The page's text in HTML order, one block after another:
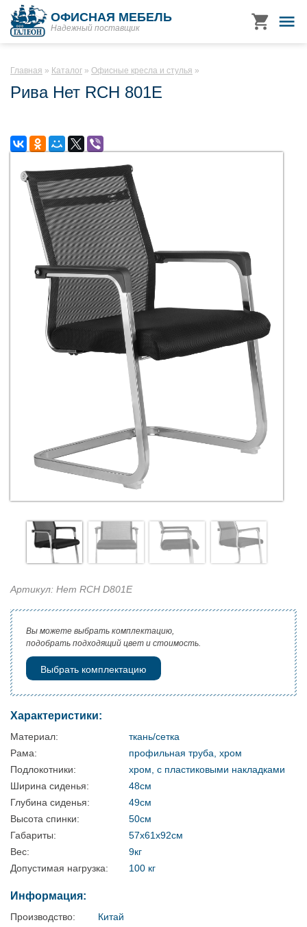
ОФИСНАЯ МЕБЕЛЬ
Надежный поставщик
Главная Каталог Офисные кресла и стулья
Рива Нет RCH 801E
Артикул: Нет RCH D801E
Вы можете выбрать комплектацию,
подобрать подходящий цвет и стоимость.
Выбрать комплектацию
Характеристики:
Материал:
ткань/сетка
Рама:
профильная труба, хром
Подлокотники:
хром, с пластиковыми накладками
Ширина сиденья:
48см
Глубина сиденья:
49см
Высота спинки:
50см
Габариты:
57х61х92см
Вес:
9кг
Допустимая нагрузка:
100 кг
Информация:
Производство:
Китай